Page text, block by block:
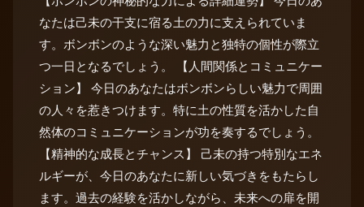
なたは己未の干支に宿る土の力に支えられていま
す。ボンボンのような深い魅力と独特の個性が際立
つ一日となるでしょう。 【人間関係とコミュニケー
ション】 今日のあなたはボンボンらしい魅力で周囲
の人々を惹きつけます。特に土の性質を活かした自
然体のコミュニケーションが功を奏するでしょう。
【精神的な成長とチャンス】 己未の持つ特別なエネ
ルギーが、今日のあなたに新しい気づきをもたらし
ます。過去の経験を活かしながら、未来への扉を開